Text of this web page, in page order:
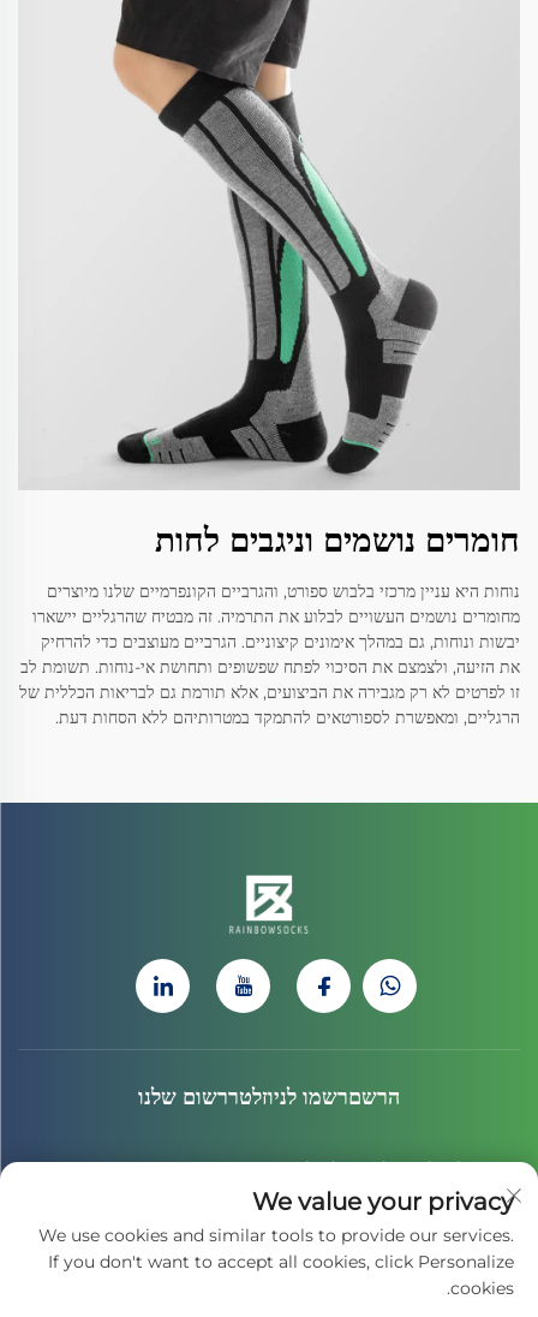
חומרים נושמים וניגבים לחות
נוחות היא עניין מרכזי בלבוש ספורט, והגרביים הקונפרמיים שלנו מיוצרים
מחומרים נושמים העשויים לבלוע את התרמיה. זה מבטיח שהרגליים יישארו
יבשות ונוחות, גם במהלך אימונים קיצוניים. הגרביים מעוצבים כדי להרחיק
את הזיעה, ולצמצם את הסיכוי לפתח שפשופים ותחושת אי-נוחות. תשומת לב
זו לפרטים לא רק מגבירה את הביצועים, אלא תורמת גם לבריאות הכללית של
הרגליים, ומאפשרת לספורטאים להתמקד במטרותיהם ללא הסחות דעת.
הרשםרשמו לניוזלטררשום שלנו
הצטרף לניוזלטר שלנו כדי לקבל את החדשות האחרונות, העדכונים
והתובנות מהצוות שלנו.
We value your privacy
We use cookies and similar tools to provide our services.
If you don't want to accept all cookies, click Personalize
cookies.